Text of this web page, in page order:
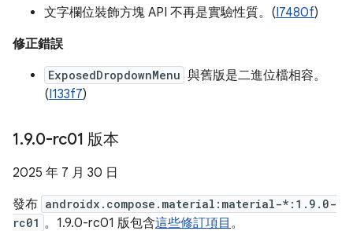
文字欄位裝飾方塊 API 不再是實驗性質。(I7480f)
修正錯誤
ExposedDropdownMenu 與舊版是二進位檔相容。
(I133f7)
1.9.0-rc01 版本
2025 年 7 月 30 日
發布 androidx.compose.material:material-*:1.9.0-
rc01 。1.9.0-rc01 版包含這些修訂項目 。